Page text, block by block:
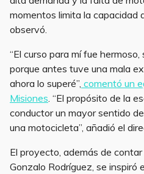
momentos limita la capacidad
observó.
“El curso para mí fue
porque antes tuve una mala
ahora lo superé”, comentó un
Misiones . “El propósito de la
conductor un mayor sentido
una motocicleta”, añadió el
El proyecto, además de
Gonzalo Rodríguez, se inspiró